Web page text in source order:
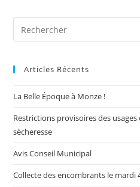
Articles Récents
La Belle Époque à Monze !
Restrictions provisoires des usages
sècheresse
Avis Conseil Municipal
Collecte des encombrants le mardi